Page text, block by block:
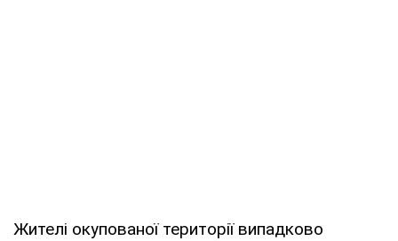
Жителі окупованої території випадково